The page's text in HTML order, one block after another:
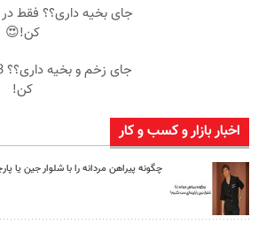
کن!😍
کن!
اخبار بازار و کسب و کار
چگونه پیراهن مردانه را با شلوار جین یا